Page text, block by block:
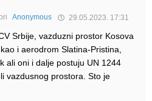
Anonymous 29.05.2023. 17:31
Srbije, vazduzni prostor Kosova
i aerodrom Slatina-Pristina,
ali oni i dalje postuju UN 1244
vazdusnog prostora. Sto je